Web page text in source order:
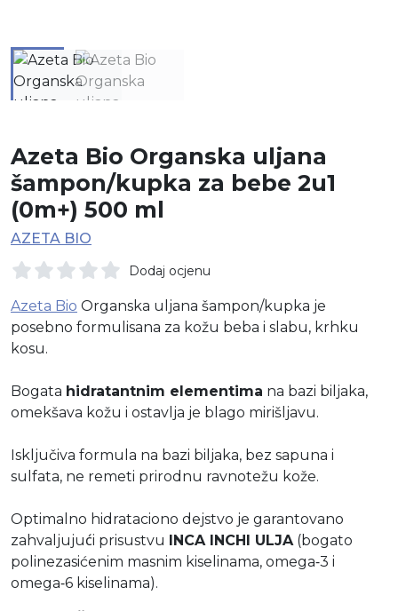
Azeta Bio Organska uljana
šampon/kupka za bebe 2u1
(0m+) 500 ml
AZETA BIO
Dodaj ocjenu
Azeta Bio Organska uljana šampon/kupka je
posebno formulisana za kožu beba i slabu, krhku
kosu.
Bogata hidratantnim elementima na bazi biljaka,
omekšava kožu i ostavlja je blago mirišljavu.
Isključiva formula na bazi biljaka, bez sapuna i
sulfata, ne remeti prirodnu ravnotežu kože.
Optimalno hidrataciono dejstvo je garantovano
zahvaljujući prisustvu INCA INCHI ULJA (bogato
polinezasićenim masnim kiselinama, omega‐3 i
omega‐6 kiselinama).